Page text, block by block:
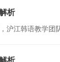
析
江韩语教学团
析